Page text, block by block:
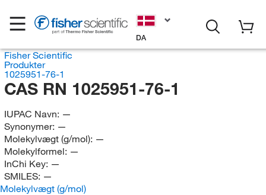
DA
Fisher Scientific
Produkter
1025951-76-1
CAS RN 1025951-76-1
IUPAC Navn: —
Synonymer: —
Molekylvægt (g/mol): —
Molekylformel: —
InChi Key: —
SMILES: —
Molekylvægt (g/mol)